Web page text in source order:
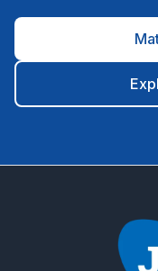
Foco regional:
contexto municipal;
e cronograma